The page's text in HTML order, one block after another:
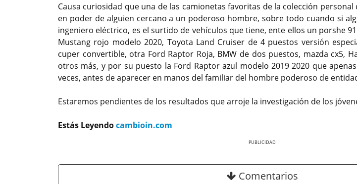
Causa curiosidad que una de las camionetas favoritas de la colección
en poder de alguien cercano a un poderoso hombre, sobre todo cuando si
ingeniero eléctrico, es el surtido de vehículos que tiene, ente ellos un porshe
Mustang rojo modelo 2020, Toyota Land Cruiser de 4 puestos versión
cuper convertible, otra Ford Raptor Roja, BMW de dos puestos, mazda cx5,
otros más, y por su puesto la Ford Raptor azul modelo 2019 2020 que
veces, antes de aparecer en manos del familiar del hombre poderoso de
Estaremos pendientes de los resultados que arroje la investigación de los
Estás Leyendocambioin.com
Comentarios